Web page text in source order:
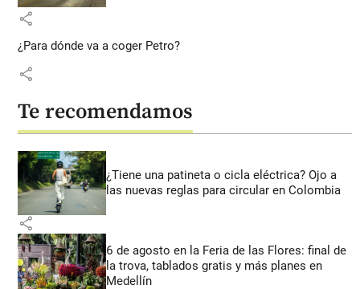
share
¿Para dónde va a coger Petro?
share
Te recomendamos
¿Tiene una patineta o cicla eléctrica? Ojo a
las nuevas reglas para circular en Colombia
share
6 de agosto en la Feria de las Flores: final de
la trova, tablados gratis y más planes en
Medellín